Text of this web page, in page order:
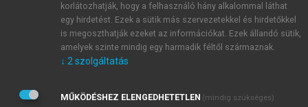
Kérek értesítést a MeRSZ újdonságairól, akcióiról.
Kérek értesítést az Akadémiai Kiadó Zrt. újdonságairól,
Adatkezelési tájékoztatóbanfoglaltakat tudomásul
korlátozhatják, hogy a felhasználó hány alkalommal láthat
egy hirdetést. Ezek a sütik más szervezetekkel és hirdetőkkel
is megoszthatják ezeket az információkat. Ezek állandó sütik,
amelyek szinte mindig egy harmadik féltől származnak.
↓ 2 szolgáltatás
MŰKÖDÉSHEZ ELENGEDHETETLEN (mindig szükséges)